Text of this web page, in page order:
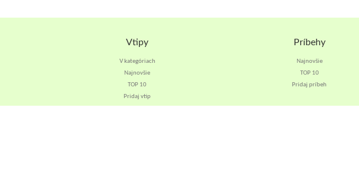
Vtipy
V kategóriach
Najnovšie
TOP 10
Pridaj vtip
Príbehy
Najnovšie
TOP 10
Pridaj príbeh